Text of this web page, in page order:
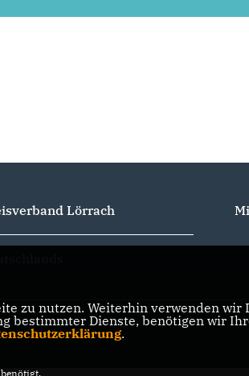
Lörrach
zu nutzen. Weiterhin verwenden
bestimmter Dienste, benötigen wir
.